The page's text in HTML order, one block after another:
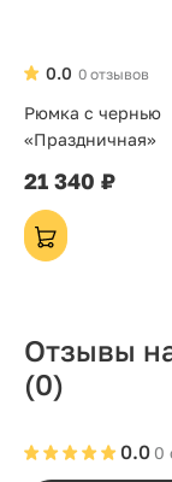
0 отзывов
0.0
Рюмка с чернью
«Праздничная»
21 340 ₽
Отзывы
(0)
0
0.0